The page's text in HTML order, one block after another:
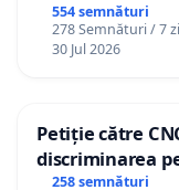
554 semnături
278 Semnături / 7
30 Jul 2026
Petiție către
discriminarea
către
258 semnături